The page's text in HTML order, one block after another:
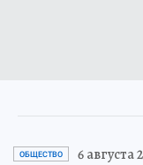
ОБЩЕСТВО 6 августа